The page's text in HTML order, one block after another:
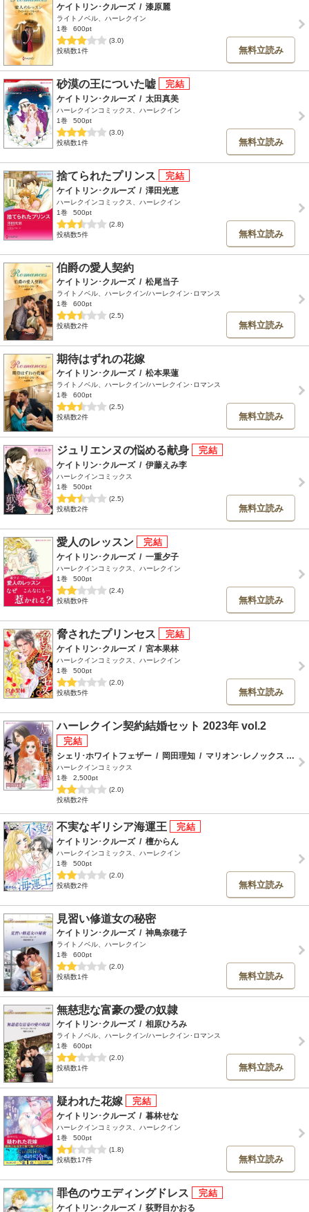
ケイトリン･クルーズ / 漆原麗
ライトノベル、ハーレクイン
1巻
600pt
(3.0)
投稿数1件
無料立読み
砂漠の王についた嘘
ケイトリン･クルーズ / 太田真美
ハーレクインコミックス、ハーレクイン
1巻
500pt
(3.0)
投稿数1件
無料立読み
捨てられたプリンス
ケイトリン･クルーズ / 澤田光恵
ハーレクインコミックス、ハーレクイン
1巻
500pt
(2.8)
投稿数5件
無料立読み
伯爵の愛人契約
ケイトリン･クルーズ / 松尾当子
ライトノベル、ハーレクイン/ハーレクイン･ロマンス
1巻
600pt
(2.5)
投稿数2件
無料立読み
期待はずれの花嫁
ケイトリン･クルーズ / 松本果蓮
ライトノベル、ハーレクイン/ハーレクイン･ロマンス
1巻
600pt
(2.5)
投稿数2件
無料立読み
ジュリエンヌの悩める献身
ケイトリン･クルーズ / 伊藤えみ李
ハーレクインコミックス
1巻
500pt
(2.5)
投稿数2件
無料立読み
愛人のレッスン
ケイトリン･クルーズ / 一重夕子
ハーレクインコミックス、ハーレクイン
1巻
500pt
(2.4)
投稿数9件
無料立読み
脅されたプリンセス
ケイトリン･クルーズ / 宮本果林
ハーレクインコミックス、ハーレクイン
1巻
500pt
(2.0)
投稿数5件
無料立読み
ハーレクイン契約結婚セット 2023年 vol.2
シェリ･ホワイトフェザー / 岡田理知 / マリオン･レノックス / 楠
ハーレクインコミックス
1巻
2,500pt
(2.0)
投稿数2件
不実なギリシア海運王
ケイトリン･クルーズ / 檀からん
ハーレクインコミックス、ハーレクイン
1巻
500pt
(2.0)
投稿数2件
無料立読み
見習い修道女の秘密
ケイトリン･クルーズ / 神鳥奈穂子
ライトノベル、ハーレクイン
1巻
600pt
(2.0)
投稿数1件
無料立読み
無慈悲な富豪の愛の奴隷
ケイトリン･クルーズ / 相原ひろみ
ライトノベル、ハーレクイン/ハーレクイン･ロマンス
1巻
600pt
(2.0)
投稿数1件
無料立読み
疑われた花嫁
ケイトリン･クルーズ / 暮林せな
ハーレクインコミックス、ハーレクイン
1巻
500pt
(1.8)
投稿数17件
無料立読み
罪色のウエディングドレス
ケイトリン･クルーズ / 荻野目かおる